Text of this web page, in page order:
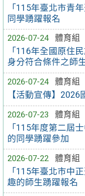
「115年臺北市青
同學踴躍報名
2026-07-24
體育組
「116年全國原住
身分符合條件之師
2026-07-24
體育組
【活動宣傳】
2026-07-23
體育組
「115年度第二屆
的同學踴躍參加
2026-07-22
體育組
「115年臺北市中
趣的師生踴躍報名